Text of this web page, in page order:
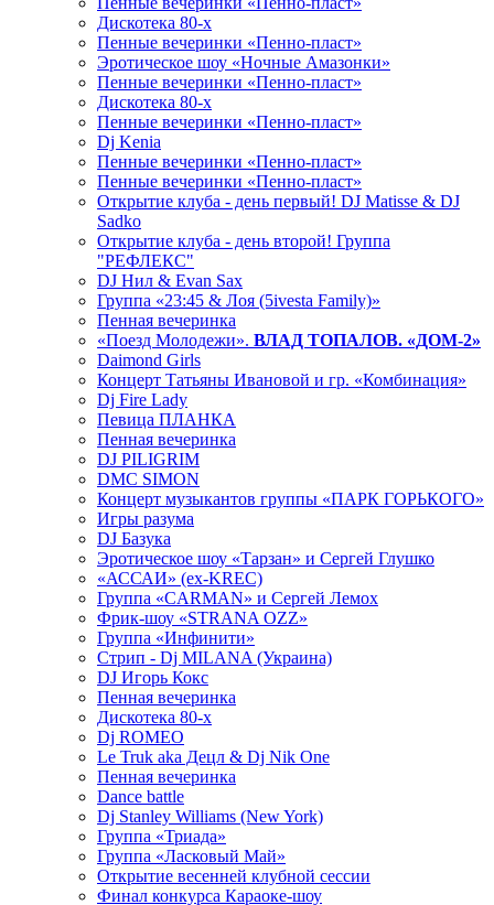
Дискотека 80-х
Пенные вечеринки «Пенно-пласт»
Эротическое шоу «Ночные Амазонки»
Пенные вечеринки «Пенно-пласт»
Дискотека 80-х
Пенные вечеринки «Пенно-пласт»
Dj Kenia
Пенные вечеринки «Пенно-пласт»
Пенные вечеринки «Пенно-пласт»
Открытие клуба - день первый! DJ Matisse & DJ
Sadko
Открытие клуба - день второй! Группа
"РЕФЛЕКС"
DJ Нил & Evan Sax
Группа «23:45 & Лоя (5ivesta Family)»
Пенная вечеринка
«Поезд Молодежи». ВЛАД ТОПАЛОВ. «ДОМ-2»
Daimond Girls
Концерт Татьяны Ивановой и гр. «Комбинация»
Dj Fire Lady
Певица ПЛАНКА
Пенная вечеринка
DJ PILIGRIM
DMC SIMON
Концерт музыкантов группы «ПАРК ГОРЬКОГО»
Игры разума
DJ Базука
Эротическое шоу «Тарзан» и Сергей Глушко
«АССАИ» (ex-KREC)
Группа «CARMAN» и Сергей Лемох
Фрик-шоу «STRANA OZZ»
Группа «Инфинити»
Стрип - Dj MILANA (Украина)
DJ Игорь Кокс
Пенная вечеринка
Дискотека 80-х
Dj ROMEO
Le Truk aka Децл & Dj Nik One
Пенная вечеринка
Dance battle
Dj Stanley Williams (New York)
Группа «Триада»
Группа «Ласковый Май»
Открытие весенней клубной сессии
Финал конкурса Караоке-шоу